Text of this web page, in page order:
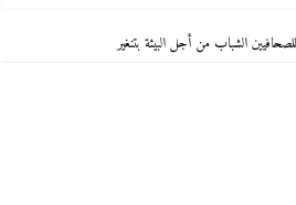
الشباب من أجل البيئة بتنغير